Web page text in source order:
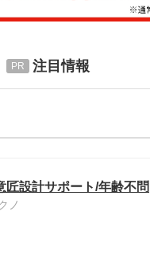
注目情報
設計サポート/年齢不問
ノ